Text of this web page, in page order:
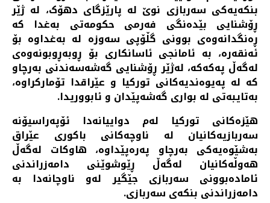
بنکەیەکی سەربازی نوێ لە پارێزگای دهۆک، لە ژێر
ڕۆشنایی بێدەنگی فەرمی حکومەتی بەغدا کە
ڕەنگدانەوەی بوونی گڵۆپی سەوزە لە بەغداوە بۆ
ئەنقەرە، بە ئامانجی ئاسانکاری بۆ ڕوبەڕوبونەوەی
لەگەڵ پەکەکە، لەژێر ڕۆشنایی گەشەسەندنی بەرچاو
کە لە پەیوەندیەکانی تورکیا و عێراقدا تۆمارکراوە،
بەتایبەتی لە بواری گەشەپێدان و ئابووریدا.
هێزەکانی تورکیا لەم دواییانەدا ئۆپەراسیۆنە
سەربازیەکانیان لە ناوچەکانی باکوری عێراق
بەشێوەیەکی بەرچاو پەرەپێداوە، هاوکات لەگەڵ
هەوڵەکانیان لەگەڵ ڕێوشوێنی دامەزراندنی
ئامادەبوونی سەربازی جێگیر لەو ناوچانەدا بە
دامەزراندنی بنکەی سەربازی.